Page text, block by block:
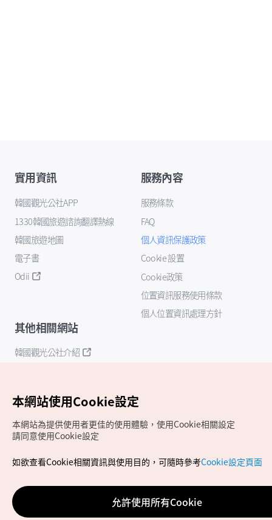
實用資訊
韓國觀光公社APP
1330韓國旅遊諮詢翻譯熱線
韓國旅遊地圖
電子書
Odii
服務內容
服務條款
FAQ
個人資訊保護政策
Cookie 設置
Cookie政策
位置資訊服務使用條款
個人位置資訊處理方針
其他相關網站
韓國觀光公社介紹
Copyrights (c) 韓國觀光公社版權所有
如有相關疑問或建議，歡迎來信至官方信箱
chinese_big5@knto.or.kr
本網站使用Cookie設定
本網站為提供使用者更佳的使用體驗，使用Cookie相關設定
請同意使用Cookie設定
如欲查看Cookie相關資訊與使用目的，可隨時參考Cookie設定頁面
允許使用所有Cookie